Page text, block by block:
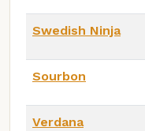
Swedish Ninja
Sourbon
Verdana